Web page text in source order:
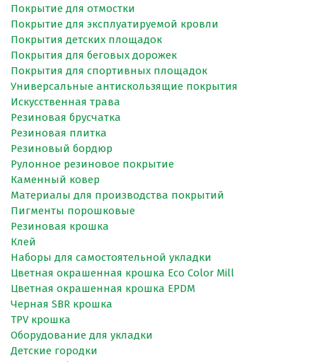
Покрытие для отмостки
Покрытие для эксплуатируемой кровли
Покрытия детских площадок
Покрытия для беговых дорожек
Покрытия для спортивных площадок
Универсальные антискользящие покрытия
Искусственная трава
Резиновая брусчатка
Резиновая плитка
Резиновый бордюр
Рулонное резиновое покрытие
Каменный ковер
Материалы для производства покрытий
Пигменты порошковые
Резиновая крошка
Клей
Наборы для самостоятельной укладки
Цветная окрашенная крошка Eco Color Mill
Цветная окрашенная крошка EPDM
Черная SBR крошка
TPV крошка
Оборудование для укладки
Детские городки